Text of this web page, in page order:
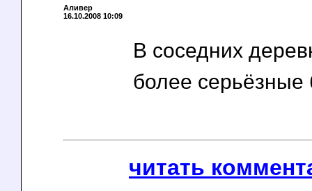
Аливер
16.10.2008 10:09
В соседних
более серьёзные
читать